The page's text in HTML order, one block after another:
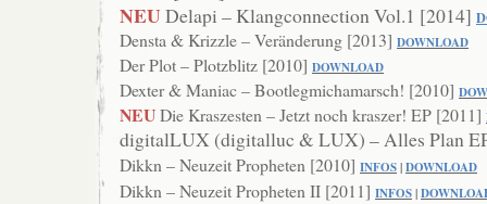
NEUDelapi – Klangconnection Vol.1 [2014]
Densta & Krizzle – Veränderung [2013] DOWNLOAD
Der Plot – Plotzblitz [2010] DOWNLOAD
Dexter & Maniac – Bootlegmichamarsch! [2010] DO
NEUDie Kraszesten – Jetzt noch kraszer! EP [2011]
digitalLUX (digitalluc & LUX) – Alles Plan
Dikkn – Neuzeit Propheten [2010] INFOS|DOWNLOAD
Dikkn – Neuzeit Propheten II [2011] INFOS|